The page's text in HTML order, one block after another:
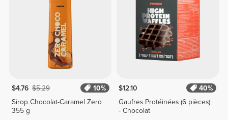
$4.76 $5.29
10%
Sirop Chocolat-Caramel Zero
355 g
$12.10
40%
Gaufres Protéinées (6 pièces)
- Chocolat